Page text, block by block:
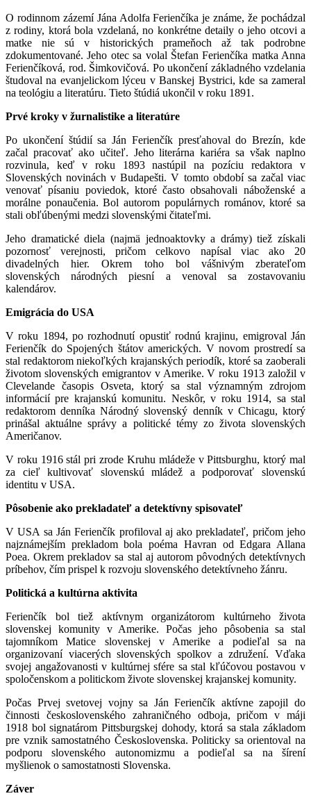
O rodinnom zázemí Jána Adolfa Ferienčíka je známe, že pochádzal
z rodiny, ktorá bola vzdelaná, no konkrétne detaily o jeho otcovi a
matke nie sú v historických prameňoch až tak podrobne
zdokumentované. Jeho otec sa volal Štefan Ferienčíka matka Anna
Ferienčíková, rod. Šimkovičová. Po ukončení základného vzdelania
študoval na evanjelickom lýceu v Banskej Bystrici, kde sa zameral
na teológiu a literatúru. Tieto štúdiá ukončil v roku 1891.
Prvé kroky v žurnalistike a literatúre
Po ukončení štúdií sa Ján Ferienčík presťahoval do Brezín, kde
začal pracovať ako učiteľ. Jeho literárna kariéra sa však naplno
rozvinula, keď v roku 1893 nastúpil na pozíciu redaktora v
Slovenských novinách v Budapešti. V tomto období sa začal viac
venovať písaniu poviedok, ktoré často obsahovali náboženské a
morálne ponaučenia. Bol autorom populárnych románov, ktoré sa
stali obľúbenými medzi slovenskými čitateľmi.
Jeho dramatické diela (najmä jednoaktovky a drámy) tiež získali
pozornosť verejnosti, pričom celkovo napísal viac ako 20
divadelných hier. Okrem toho bol vášnivým zberateľom
slovenských národných piesní a venoval sa zostavovaniu
kalendárov.
Emigrácia do USA
V roku 1894, po rozhodnutí opustiť rodnú krajinu, emigroval Ján
Ferienčík do Spojených štátov amerických. V novom prostredí sa
stal redaktorom niekoľkých krajanských periodík, ktoré sa zaoberali
životom slovenských emigrantov v Amerike. V roku 1913 založil v
Clevelande časopis Osveta, ktorý sa stal významným zdrojom
informácií pre krajanskú komunitu. Neskôr, v roku 1914, sa stal
redaktorom denníka Národný slovenský denník v Chicagu, ktorý
prinášal aktuálne správy a politické témy zo života slovenských
Američanov.
V roku 1916 stál pri zrode Kruhu mládeže v Pittsburghu, ktorý mal
za cieľ kultivovať slovenskú mládež a podporovať slovenskú
identitu v USA.
Pôsobenie ako prekladateľ a detektívny spisovateľ
V USA sa Ján Ferienčík profiloval aj ako prekladateľ, pričom jeho
najznámejším prekladom bola poéma Havran od Edgara Allana
Poea. Okrem prekladov sa stal aj autorom pôvodných detektívnych
príbehov, čím prispel k rozvoju slovenského detektívneho žánru.
Politická a kultúrna aktivita
Ferienčík bol tiež aktívnym organizátorom kultúrneho života
slovenskej komunity v Amerike. Počas jeho pôsobenia sa stal
tajomníkom Matice slovenskej v Amerike a podieľal sa na
organizovaní viacerých slovenských spolkov a združení. Vďaka
svojej angažovanosti v kultúrnej sfére sa stal kľúčovou postavou v
spoločenskom a politickom živote slovenskej krajanskej komunity.
Počas Prvej svetovej vojny sa Ján Ferienčík aktívne zapojil do
činnosti československého zahraničného odboja, pričom v máji
1918 bol signatárom Pittsburgskej dohody, ktorá sa stala základom
pre vznik samostatného Československa. Politicky sa orientoval na
podporu slovenského autonomizmu a podieľal sa na šírení
myšlienok o samostatnosti Slovenska.
Záver